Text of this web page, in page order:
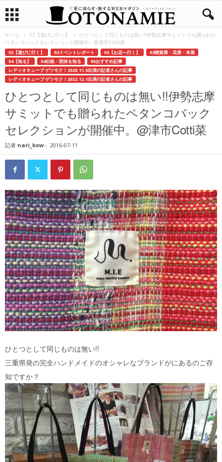
ホーム 02【遊びに行く】
ひとつとして同じものは無い!!伊勢志摩サミットでも贈られた
ペタンコバックセレクションが開催中。@津市Cotti菜
02【遊びに行く】 02イベントレポート 03【お店へ行く】
03雑貨屋・花屋・本屋
04【知る】
04伝統・団体を知る
06おすすめ記事
レディオキューブ ゲツモク！2020.11.5出演の記者さんの記事
レディオキューブ ゲツモク！2022.12.1出演の記者さんの記事
ひとつとして同じものは無い!!伊勢志摩
サミットでも贈られたペタンコバック
セレクションが開催中。@津市Cotti菜
記者 nari_bow- 2016-07-11
ひとつとして同じものは無い!!
三重県発の完全ハンドメイドのオシャレなブランドがにあるのご存
知ですか？